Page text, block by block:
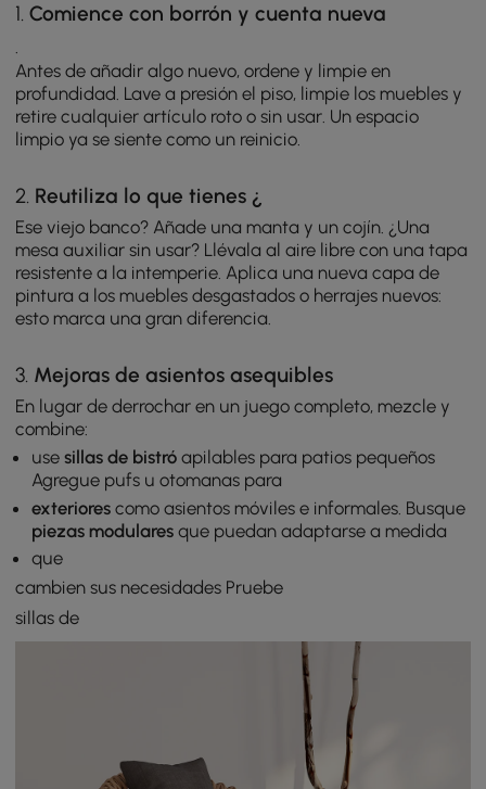
1.Comience con borrón y cuenta nueva
Antes de añadir algo nuevo, ordene y limpie en
profundidad. Lave a presión el piso, limpie los muebles y
retire cualquier artículo roto o sin usar. Un espacio
limpio ya se siente como un reinicio.
2. Reutiliza lo que tienes ¿
Ese viejo banco? Añade una manta y un cojín. ¿Una
mesa auxiliar sin usar? Llévala al aire libre con una tapa
resistente a la intemperie. Aplica una nueva capa de
pintura a los muebles desgastados o herrajes nuevos:
esto marca una gran diferencia.
3. Mejoras de asientos asequibles
En lugar de derrochar en un juego completo, mezcle y
combine:
use sillas de bistróapilables para patios pequeños
Agregue pufs u otomanas para
exteriorescomo asientos móviles e informales. Busque
piezas modularesque puedan adaptarse a medida
que
cambien sus necesidades Pruebe
sillas de